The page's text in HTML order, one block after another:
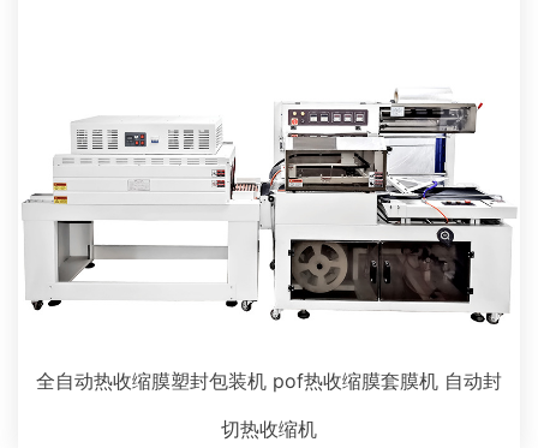
全自动热收缩膜塑封包装机 pof热收缩膜套膜机 自动封
切热收缩机